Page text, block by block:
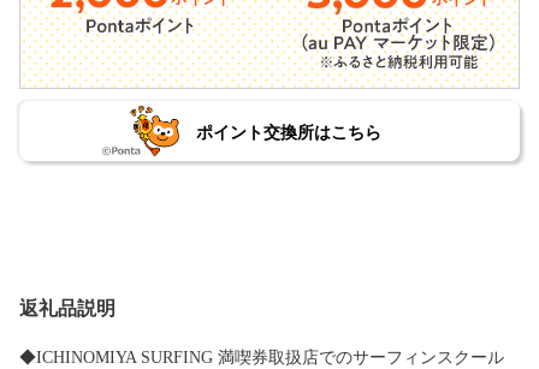
ポイント交換所はこちら
返礼品説明
◆ICHINOMIYA SURFING 満喫券取扱店でのサーフィンスクール